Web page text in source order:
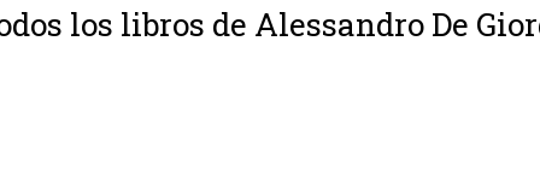
los libros de Alessandro De